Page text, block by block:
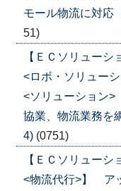
モール物流に対応
51)
【ＥＣソリュー
<ロボ・ソリュー
<ソリューション
協業、物流業務を
4) (0751)
【ＥＣソリュー
<物流代行>】 ア